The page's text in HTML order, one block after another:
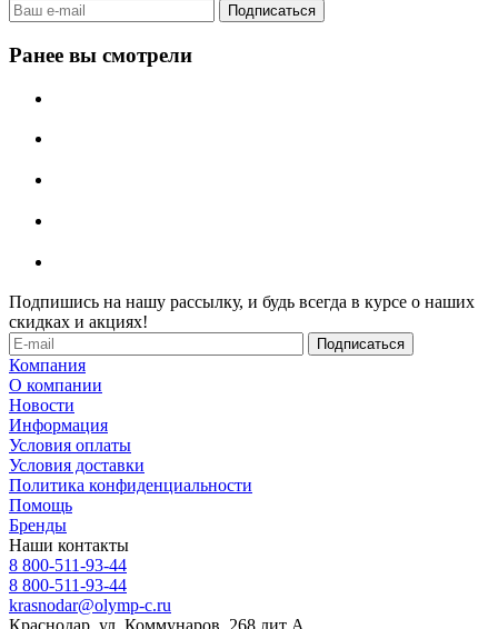
Ранее вы смотрели
Подпишись на нашу рассылку, и будь всегда в курсе о наших
скидках и акциях!
Компания
О компании
Новости
Информация
Условия оплаты
Условия доставки
Политика конфиденциальности
Помощь
Бренды
Наши контакты
8 800-511-93-44
8 800-511-93-44
krasnodar@olymp-c.ru